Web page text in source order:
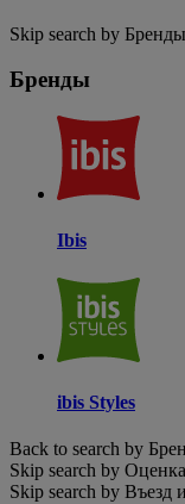
Skip search by Бренды
Бренды
Ibis
ibis Styles
Back to search by
Skip search by
Skip search by Въезд